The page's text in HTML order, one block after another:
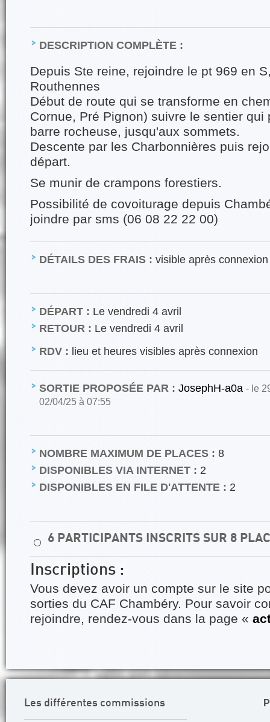
DESCRIPTION COMPLÈTE :
Depuis Ste reine, rejoindre le pt 969 en
Routhennes
Début de route qui se transforme en
Cornue, Pré Pignon) suivre le sentier qui
barre rocheuse, jusqu'aux sommets.
Descente par les Charbonnières puis
départ.
Se munir de crampons forestiers.
Possibilité de covoiturage depuis
joindre par sms (06 08 22 22 00)
DÉTAILS DES FRAIS : visible après connexion
DÉPART : Le vendredi 4 avril
RETOUR : Le vendredi 4 avril
RDV : lieu et heures visibles après connexion
SORTIE PROPOSÉE PAR : JosephH-a0a - le
02/04/25 à 07:55
NOMBRE MAXIMUM DE PLACES : 8
DISPONIBLES VIA INTERNET : 2
DISPONIBLES EN FILE D'ATTENTE : 2
⚪ 6 PARTICIPANTS INSCRITS SUR 8
Inscriptions :
Vous devez avoir un compte sur le site
sorties du CAF Chambéry. Pour savoir
rejoindre, rendez-vous dans la page «
Les différentes commissions